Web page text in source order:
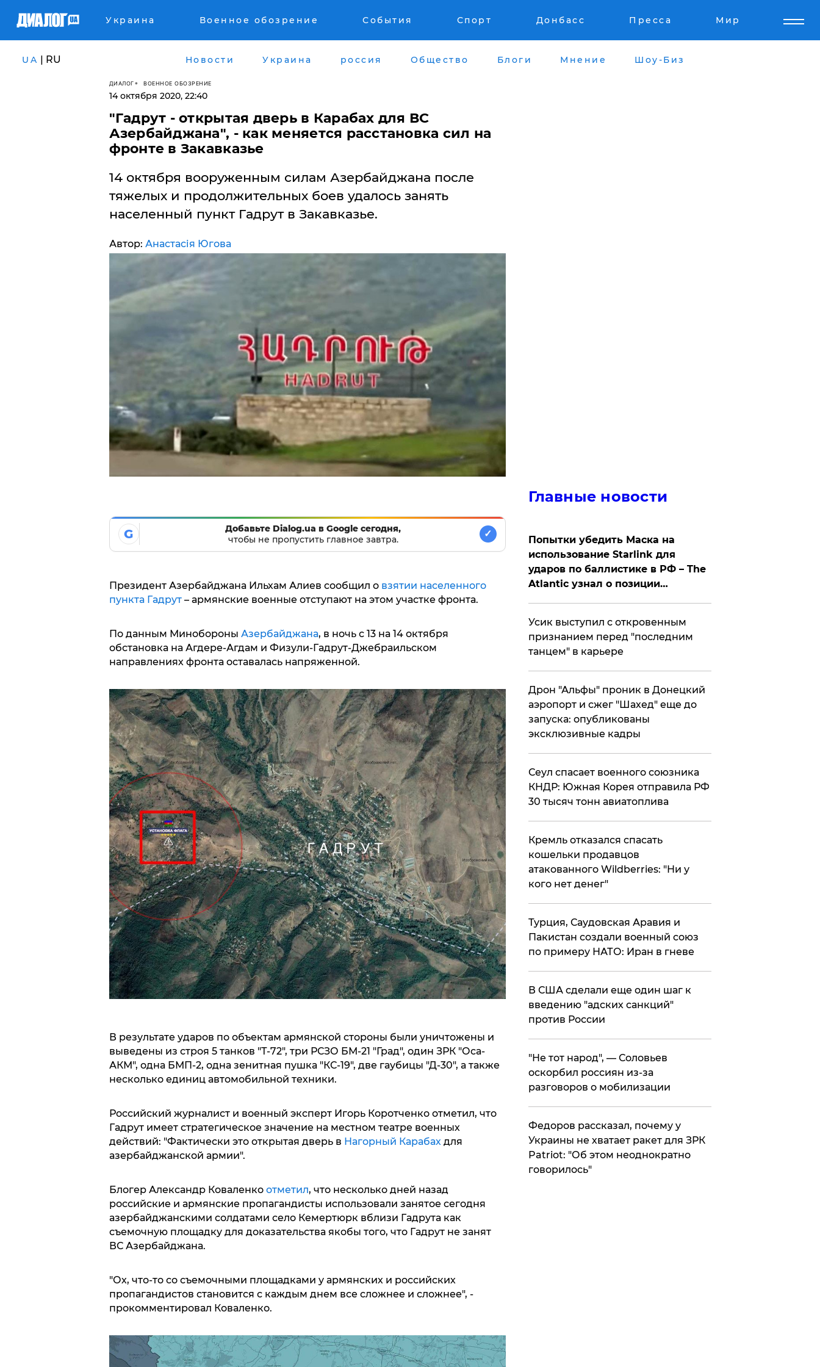
Украина Военное обозрение События Спорт Донбасс Пресса Мир
UA | RU Новости Украина россия Общество Блоги Мнение Шоу-Биз
ДИАЛОГ ВОЕННОЕ ОБОЗРЕНИЕ
14 октября 2020, 22:40
"Гадрут - открытая дверь в Карабах для ВС
Азербайджана", - как меняется расстановка сил на
фронте в Закавказье
14 октября вооруженным силам Азербайджана после
тяжелых и продолжительных боев удалось занять
населенный пункт Гадрут в Закавказье.
Автор: Анастасія Югова
G
Добавьте Dialog.ua в Google сегодня,
чтобы не пропустить главное завтра.
✓
Президент Азербайджана Ильхам Алиев сообщил о взятии населенного
пункта Гадрут– армянские военные отступают на этом участке фронта.
По данным Минобороны Азербайджана, в ночь с 13 на 14 октября
обстановка на Агдере-Агдам и Физули-Гадрут-Джебраильском
направлениях фронта оставалась напряженной.
В результате ударов по объектам армянской стороны были уничтожены и
выведены из строя 5 танков "Т-72", три РСЗО БМ-21 "Град", один ЗРК "Оса-
АКМ", одна БМП-2, одна зенитная пушка "КС-19", две гаубицы "Д-30", а также
несколько единиц автомобильной техники.
Российский журналист и военный эксперт Игорь Коротченко отметил, что
Гадрут имеет стратегическое значение на местном театре военных
действий: "Фактически это открытая дверь в Нагорный Карабахдля
азербайджанской армии".
Блогер Александр Коваленко отметил, что несколько дней назад
российские и армянские пропагандисты использовали занятое сегодня
азербайджанскими солдатами село Кемертюрк вблизи Гадрута как
съемочную площадку для доказательства якобы того, что Гадрут не занят
ВС Азербайджана.
"Ох, что-то со съемочными площадками у армянских и российских
пропагандистов становится с каждым днем все сложнее и сложнее", -
прокомментировал Коваленко.
Главные новости
Попытки убедить Маска на
использование Starlink для
ударов по баллистике в РФ – The
Atlantic узнал о позиции
Усик выступил с откровенным
признанием перед "последним
танцем" в карьере
Дрон "Альфы" проник в Донецкий
аэропорт и сжег "Шахед" еще до
запуска: опубликованы
эксклюзивные кадры
​Сеул спасает военного союзника
КНДР: Южная Корея отправила РФ
30 тысяч тонн авиатоплива
Кремль отказался спасать
кошельки продавцов
атакованного Wildberries: "Ни у
кого нет денег"
Турция, Саудовская Аравия и
Пакистан создали военный союз
по примеру НАТО: Иран в гневе
В США сделали еще один шаг к
введению "адских санкций"
против России
​"Не тот народ", — Соловьев
оскорбил россиян из-за
разговоров о мобилизации
Федоров рассказал, почему у
Украины не хватает ракет для ЗРК
Patriot: "Об этом неоднократно
говорилось"